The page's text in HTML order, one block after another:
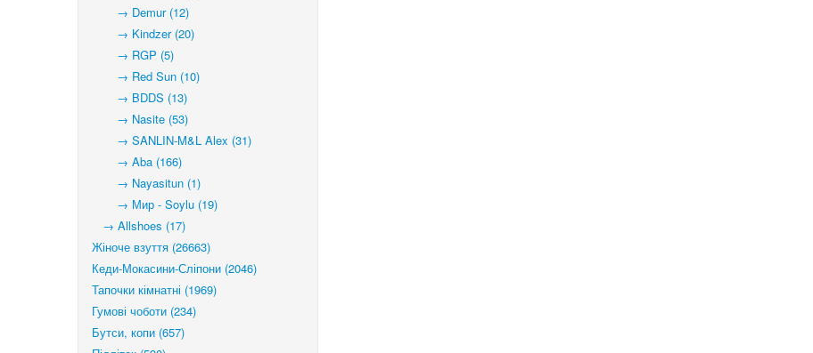
→ Demur (12)
→ Kindzer (20)
→ RGP (5)
→ Red Sun (10)
→ BDDS (13)
→ Nasite (53)
→ SANLIN-M&L Alex (31)
→ Aba (166)
→ Nayasitun (1)
→ Мир - Soylu (19)
→ Allshoes (17)
Жіноче взуття (26663)
Кеди-Мокасини-Сліпони (2046)
Тапочки кімнатні (1969)
Гумові чоботи (234)
Бутси, копи (657)